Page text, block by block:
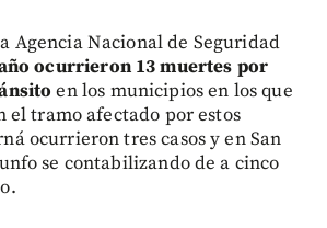
Agencia Nacional de Seguridad
ocurrieron 13 muertes por
en los municipios en los que
tramo afectado por estos
ocurrieron tres casos y en San
se contabilizando de a cinco